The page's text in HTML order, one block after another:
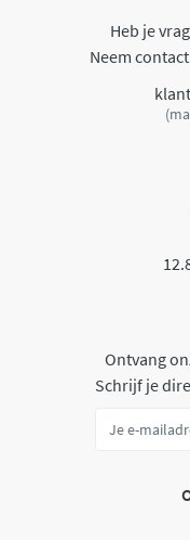
Heb je
Neem
Ontvang
Schrijf je